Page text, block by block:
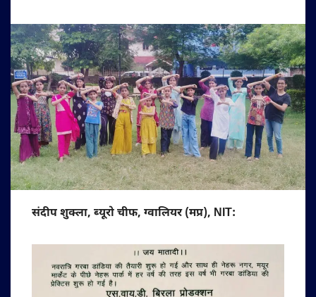
संदीप शुक्ला, ब्यूरो चीफ, ग्वालियर (मप्र), NIT: